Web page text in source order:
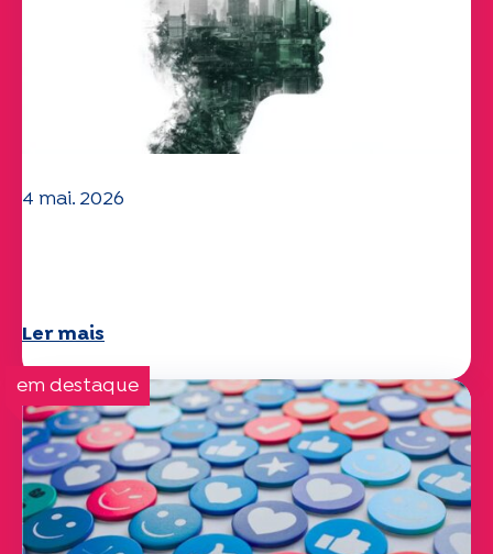
4 mai. 2026
Ler mais
em destaque